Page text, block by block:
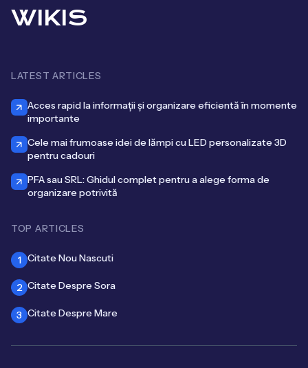
WIKIS
LATEST ARTICLES
Acces rapid la informații și organizare eficientă în momente
importante
Cele mai frumoase idei de lămpi cu LED personalizate 3D
pentru cadouri
PFA sau SRL: Ghidul complet pentru a alege forma de
organizare potrivită
TOP ARTICLES
1 Citate Nou Nascuti
2 Citate Despre Sora
3 Citate Despre Mare